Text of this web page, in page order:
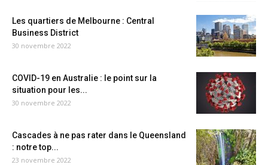
Les quartiers de Melbourne : Central
Business District
30 novembre 2022
COVID-19 en Australie : le point sur la
situation pour les...
30 novembre 2022
Cascades à ne pas rater dans le Queensland
: notre top...
23 novembre 2022